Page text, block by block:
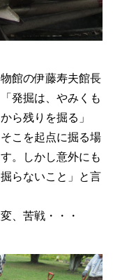
館の伊藤寿夫館長
発掘は、やみくも
ら残りを掘る」
こを起点に掘る場
。しかし意外にも
らないこと」と言
、苦戦・・・